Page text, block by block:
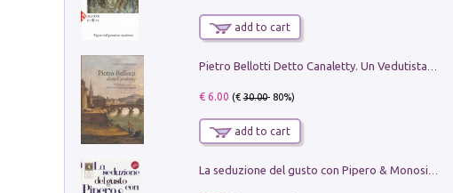
add to cart
€ 6.00 (€30.00- 80%)
add to cart